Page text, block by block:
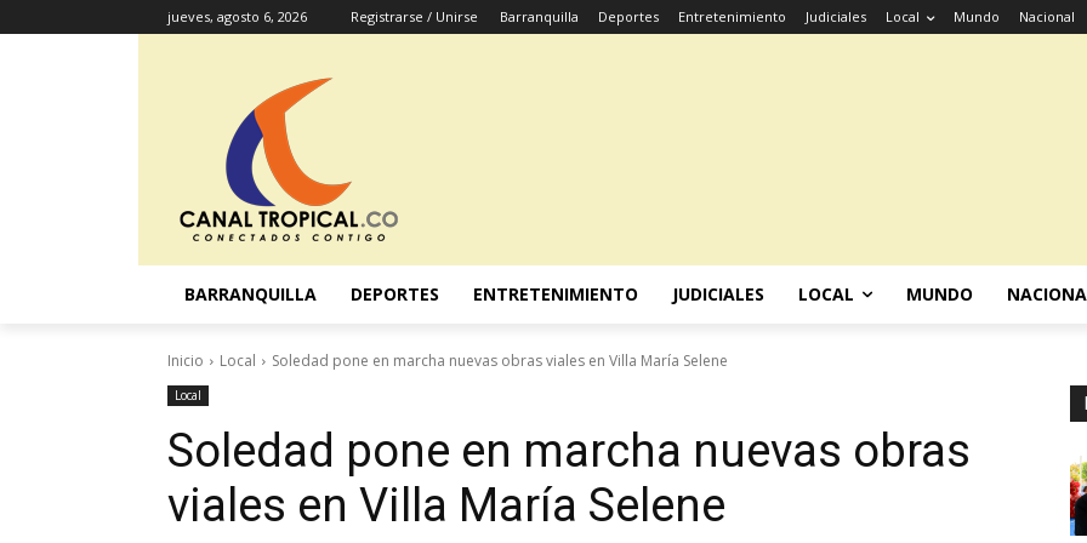
jueves, agosto 6, 2026 Registrarse / Unirse Barranquilla Deportes Entretenimiento Judiciales Local Mundo Nacional
BARRANQUILLA DEPORTES ENTRETENIMIENTO JUDICIALES LOCAL MUNDO
Inicio Local Soledad pone en marcha nuevas obras viales en Villa María Selene
Local
Soledad pone en marcha nuevas obras
viales en Villa María Selene